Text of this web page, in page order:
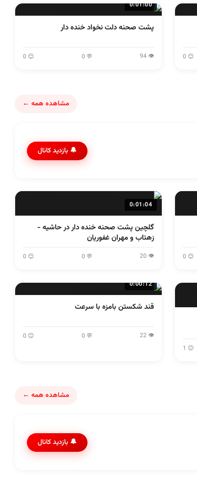
😊 0
0:01:00
پشت صحنه دلت نخواد خنده دار
👁 94
💬 0
😊 0
مشاهده همه ←
🔔 بازدید کانال
😊 0
0:01:04
گلچین پشت صحنه خنده دار در حاشیه -
زهتاب و مهران غفوریان
👁 20
💬 0
😊 0
😊 1
0:00:12
قند شکستن بامزه با سرعت
👁 22
💬 0
😊 0
مشاهده همه ←
🔔 بازدید کانال